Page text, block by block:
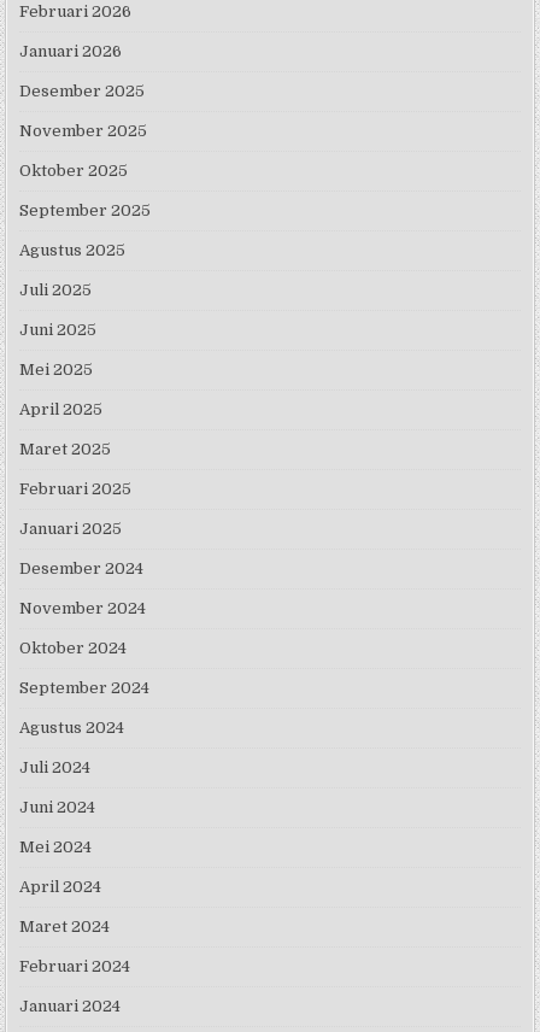
Februari 2026
Januari 2026
Desember 2025
November 2025
Oktober 2025
September 2025
Agustus 2025
Juli 2025
Juni 2025
Mei 2025
April 2025
Maret 2025
Februari 2025
Januari 2025
Desember 2024
November 2024
Oktober 2024
September 2024
Agustus 2024
Juli 2024
Juni 2024
Mei 2024
April 2024
Maret 2024
Februari 2024
Januari 2024